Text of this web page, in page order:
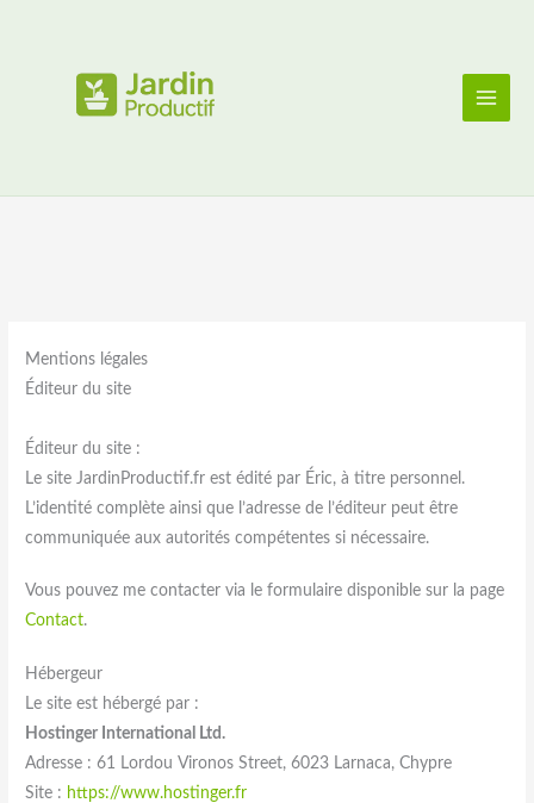
Mentions légales
Éditeur du site
Éditeur du site :
Le site JardinProductif.fr est édité par Éric, à titre personnel.
L’identité complète ainsi que l’adresse de l’éditeur peut être
communiquée aux autorités compétentes si nécessaire.
Vous pouvez me contacter via le formulaire disponible sur la page
Contact.
Hébergeur
Le site est hébergé par :
Hostinger International Ltd.
Adresse : 61 Lordou Vironos Street, 6023 Larnaca, Chypre
Site : https://www.hostinger.fr